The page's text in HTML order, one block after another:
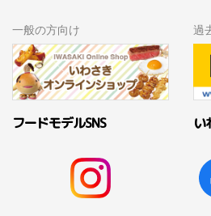
一般の方向け 過
フードモデルSNS い